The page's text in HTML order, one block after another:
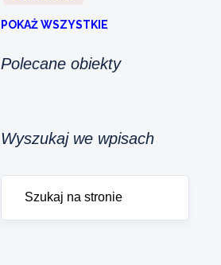
POKAŻ WSZYSTKIE
Polecane obiekty
Wyszukaj we wpisach